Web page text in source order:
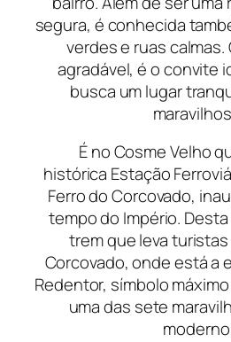
segura, é conhecida
verdes e ruas calmas.
agradável, é o convite
busca um lugar
É no Cosme Velho
histórica Estação
Ferro do Corcovado,
tempo do Império.
trem que leva
Corcovado, onde está a
Redentor, símbolo
uma das sete